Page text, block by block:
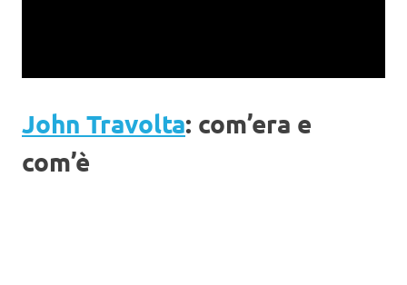
John Travolta: com’era e
com’è